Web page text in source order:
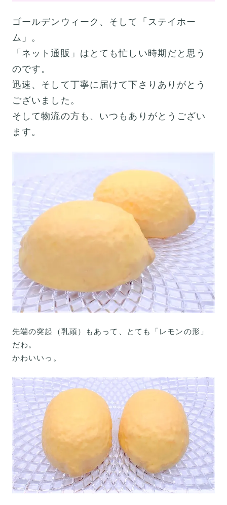
ゴールデンウィーク、そして「ステイホー
ム」。
「ネット通販」はとても忙しい時期だと思う
のです。
迅速、そして丁寧に届けて下さりありがとう
ございました。
そして物流の方も、いつもありがとうござい
ます。
先端の突起（乳頭）もあって、とても「レモンの形」
だわ。
かわいいっ。